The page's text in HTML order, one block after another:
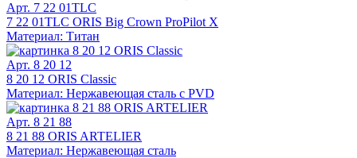
Арт. 7 22 01TLC
7 22 01TLC ORIS Big Crown ProPilot X
Материал: Титан
Арт. 8 20 12
8 20 12 ORIS Classic
Материал: Нержавеющая сталь с PVD
Арт. 8 21 88
8 21 88 ORIS ARTELIER
Материал: Нержавеющая сталь